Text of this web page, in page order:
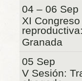
04 – 06 Sep
XI
Granada
05 Sep
V Sesión: